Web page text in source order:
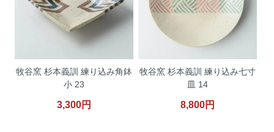
牧谷窯 杉本義訓 練り込み角鉢
小 23
3,300円
牧谷窯 杉本義訓 練り込み七寸
皿 14
8,800円